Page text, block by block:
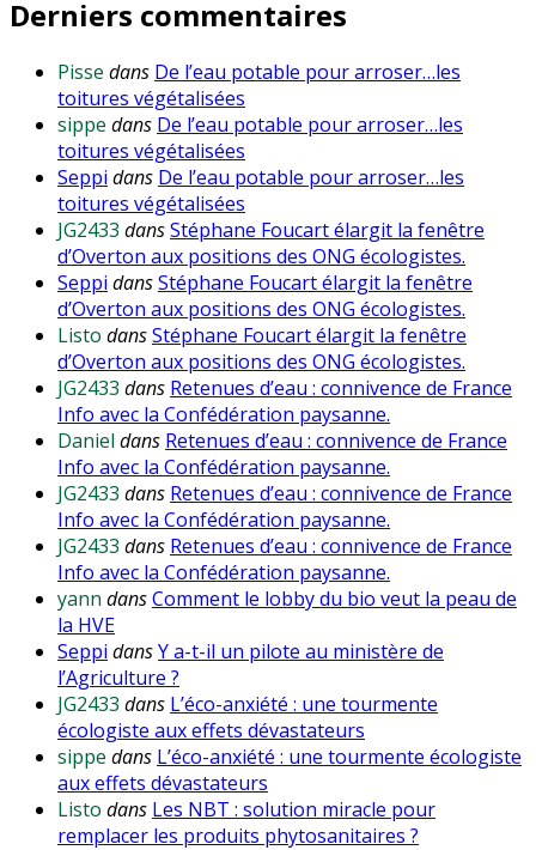
Derniers commentaires
Pisse dans De l’eau potable pour arroser…les
toitures végétalisées
sippe dans De l’eau potable pour arroser…les
toitures végétalisées
Seppi dans De l’eau potable pour arroser…les
toitures végétalisées
JG2433 dansStéphane Foucart élargit la fenêtre
d’Overton aux positions des ONG écologistes.
Seppi dansStéphane Foucart élargit la fenêtre
d’Overton aux positions des ONG écologistes.
Listo dansStéphane Foucart élargit la fenêtre
d’Overton aux positions des ONG écologistes.
JG2433 dans Retenues d’eau : connivence de France
Info avec la Confédération paysanne.
Daniel dans Retenues d’eau : connivence de France
Info avec la Confédération paysanne.
JG2433 dans Retenues d’eau : connivence de France
Info avec la Confédération paysanne.
JG2433 dans Retenues d’eau : connivence de France
Info avec la Confédération paysanne.
yann dansComment le lobby du bio veut la peau de
la HVE
Seppi dansY a-t-il un pilote au ministère de
l’Agriculture ?
JG2433 dans L’éco-anxiété : une tourmente
écologiste aux effets dévastateurs
sippe dans L’éco-anxiété : une tourmente écologiste
aux effets dévastateurs
Listo dans Les NBT : solution miracle pour
remplacer les produits phytosanitaires ?